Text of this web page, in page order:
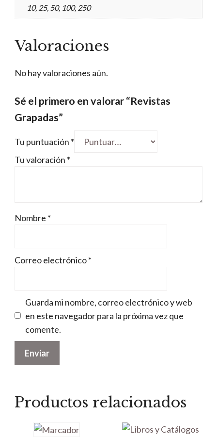
10, 25, 50, 100, 250
Valoraciones
No hay valoraciones aún.
Sé el primero en valorar “Revistas
Grapadas”
Tu puntuación *
Tu valoración *
Nombre *
Correo electrónico*
Guarda mi nombre, correo electrónico y web
en este navegador para la próxima vez que
comente.
Productos relacionados